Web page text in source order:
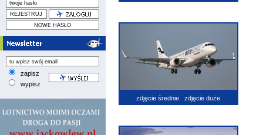
zapisz
wypisz
zdjęcie średnie zdjęcie duże